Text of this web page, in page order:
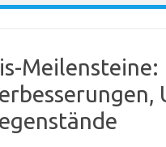
Meilensteine: